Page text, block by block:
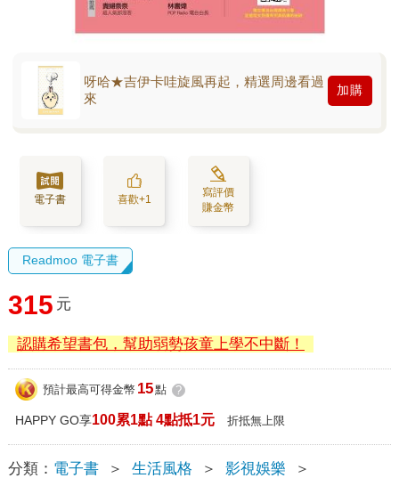
呀哈★吉伊卡哇旋風再起，精選周邊看過
來
加購
電子書 喜歡+1
寫評價
賺金幣
Readmoo 電子書
315 元
認購希望書包，幫助弱勢孩童上學不中斷！
預計最高可得金幣 15點 ?
HAPPY GO享100累1點 4點抵1元 折抵無上限
分類： 電子書 ＞ 生活風格 ＞ 影視娛樂
＞